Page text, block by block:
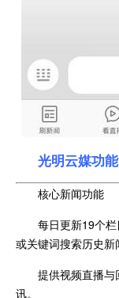
光明云媒功能
核心新闻功能
每日更新19个栏
或关键词搜索历史新
提供视频直播
讯。